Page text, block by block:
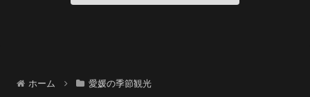
ホーム 愛媛の季節観光